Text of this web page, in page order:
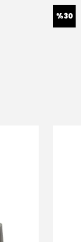
%30